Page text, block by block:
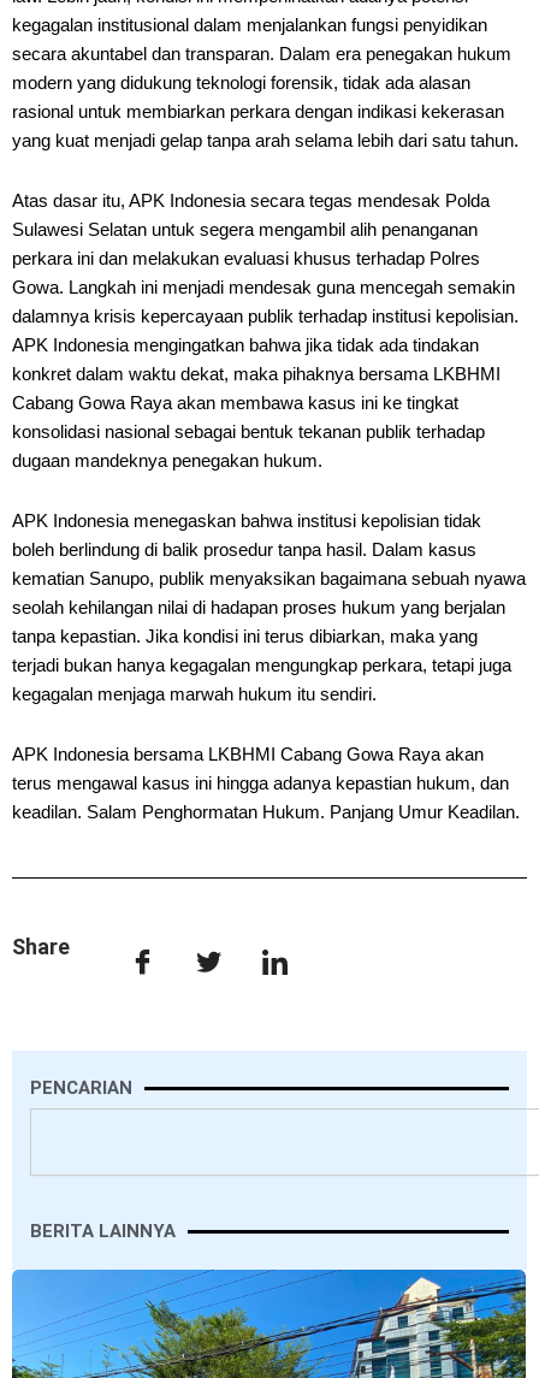
kegagalan institusional dalam menjalankan fungsi penyidikan
secara akuntabel dan transparan. Dalam era penegakan hukum
modern yang didukung teknologi forensik, tidak ada alasan
rasional untuk membiarkan perkara dengan indikasi kekerasan
yang kuat menjadi gelap tanpa arah selama lebih dari satu tahun.
Atas dasar itu, APK Indonesia secara tegas mendesak Polda
Sulawesi Selatan untuk segera mengambil alih penanganan
perkara ini dan melakukan evaluasi khusus terhadap Polres
Gowa. Langkah ini menjadi mendesak guna mencegah semakin
dalamnya krisis kepercayaan publik terhadap institusi kepolisian.
APK Indonesia mengingatkan bahwa jika tidak ada tindakan
konkret dalam waktu dekat, maka pihaknya bersama LKBHMI
Cabang Gowa Raya akan membawa kasus ini ke tingkat
konsolidasi nasional sebagai bentuk tekanan publik terhadap
dugaan mandeknya penegakan hukum.
APK Indonesia menegaskan bahwa institusi kepolisian tidak
boleh berlindung di balik prosedur tanpa hasil. Dalam kasus
kematian Sanupo, publik menyaksikan bagaimana sebuah nyawa
seolah kehilangan nilai di hadapan proses hukum yang berjalan
tanpa kepastian. Jika kondisi ini terus dibiarkan, maka yang
terjadi bukan hanya kegagalan mengungkap perkara, tetapi juga
kegagalan menjaga marwah hukum itu sendiri.
APK Indonesia bersama LKBHMI Cabang Gowa Raya akan
terus mengawal kasus ini hingga adanya kepastian hukum, dan
keadilan. Salam Penghormatan Hukum. Panjang Umur Keadilan.
Share
PENCARIAN
BERITA LAINNYA